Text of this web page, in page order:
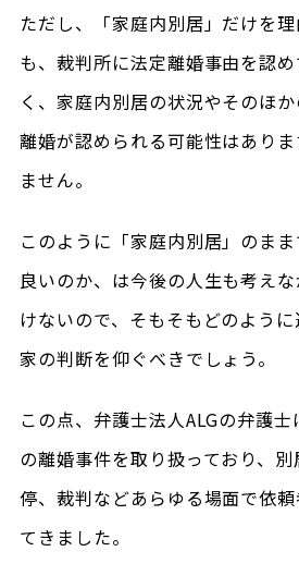
ただし、「家庭内別居」だけを
も、裁判所に法定離婚事由を認
く、家庭内別居の状況やそのほか
離婚が認められる可能性はあり
ません。
このように「家庭内別居」のま
良いのか、は今後の人生も考え
けないので、そもそもどのよう
家の判断を仰ぐべきでしょう。
この点、弁護士法人ALGの弁護
の離婚事件を取り扱っており、
停、裁判などあらゆる場面で依
てきました。